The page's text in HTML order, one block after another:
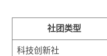
社团类型
科技创新社